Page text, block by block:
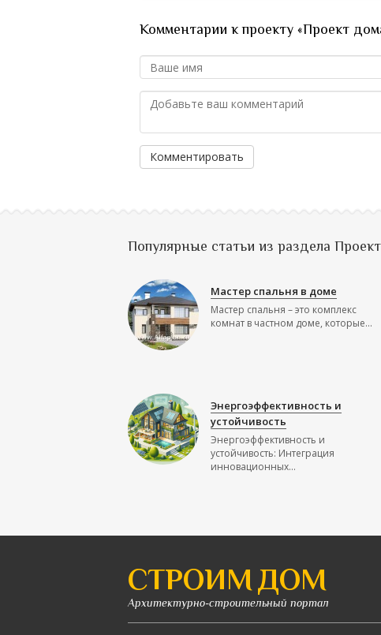
Комментарии к проекту «Проект
Комментировать
Популярные статьи из раздела
Мастер спальня в доме
Мастер спальня – это комплекс
комнат в частном доме, которые...
Энергоэффективность и
устойчивость
Энергоэффективность и
устойчивость: Интеграция
инновационных...
СТРОИМ ДОМ
Архитектурно-строительный портал